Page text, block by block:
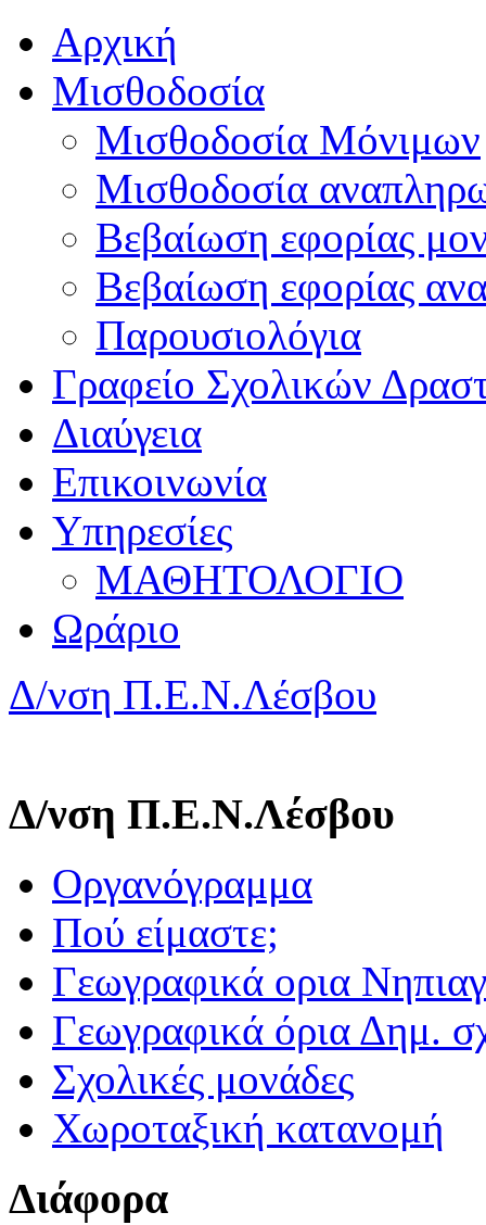
Αρχική
Μισθοδοσία
Μισθοδοσία Μόνιμων
Μισθοδοσία
Βεβαίωση εφορίας
Βεβαίωση εφορίας
Παρουσιολόγια
Γραφείο Σχολικών
Διαύγεια
Επικοινωνία
Υπηρεσίες
ΜΑΘΗΤΟΛΟΓΙΟ
Ωράριο
Δ/νση Π.Ε.Ν.Λέσβου
Δ/νση Π.Ε.Ν.Λέσβου
Οργανόγραμμα
Πού είμαστε;
Γεωγραφικά ορια
Γεωγραφικά όρια Δημ.
Σχολικές μονάδες
Χωροταξική κατανομή
Διάφορα